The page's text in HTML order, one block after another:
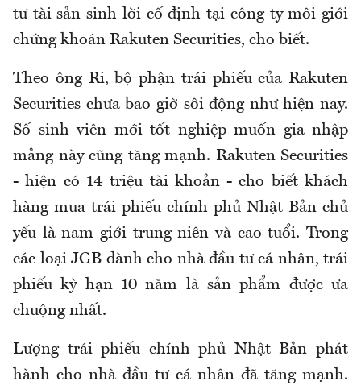
tư tài sản sinh lời cố định tại công ty môi giới
chứng khoán Rakuten Securities, cho biết.
Theo ông Ri, bộ phận trái phiếu của Rakuten
Securities chưa bao giờ sôi động như hiện nay.
Số sinh viên mới tốt nghiệp muốn gia nhập
mảng này cũng tăng mạnh. Rakuten Securities
- hiện có 14 triệu tài khoản - cho biết khách
hàng mua trái phiếu chính phủ Nhật Bản chủ
yếu là nam giới trung niên và cao tuổi. Trong
các loại JGB dành cho nhà đầu tư cá nhân, trái
phiếu kỳ hạn 10 năm là sản phẩm được ưa
chuộng nhất.
Lượng trái phiếu chính phủ Nhật Bản phát
hành cho nhà đầu tư cá nhân đã tăng mạnh.